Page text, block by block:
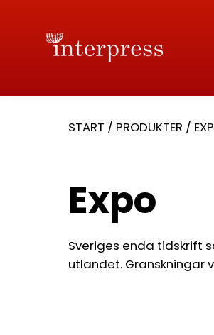
START / PRODUKTER /
Expo
Sveriges enda tidskrift
utlandet. Granskningar